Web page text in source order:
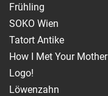
Frühling
SOKO Wien
Tatort Antike
How I Met Your Mother
Logo!
Löwenzahn